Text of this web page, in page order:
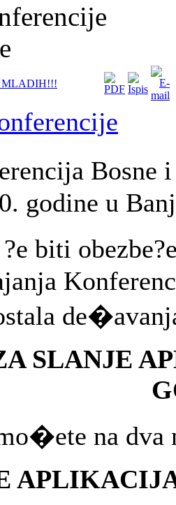
MLADIH!!!
Bosne
godine u
biti
SLANJE
na dva